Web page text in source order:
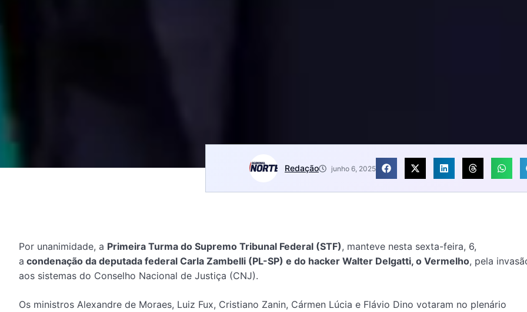
Redação junho 6, 2025
Por unanimidade, a Primeira Turma do Supremo Tribunal Federal (STF), manteve nesta sexta-feira, 6,
a condenação da deputada federal Carla Zambelli (PL-SP) e do hacker Walter Delgatti, o Vermelho, pela
aos sistemas do Conselho Nacional de Justiça (CNJ).
Os ministros Alexandre de Moraes, Luiz Fux, Cristiano Zanin, Cármen Lúcia e Flávio Dino votaram no plenário